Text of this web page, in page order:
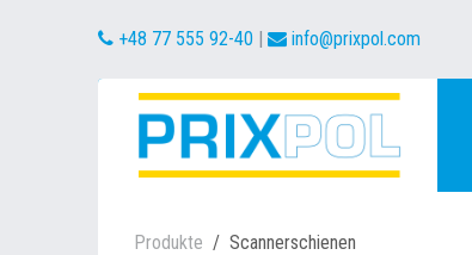
+48 77 555 92-40 | info@prixpol.com
Produkte Scannerschienen